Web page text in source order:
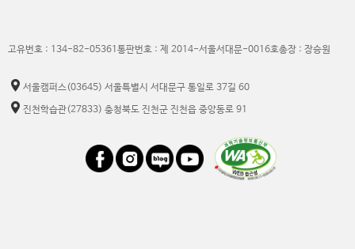
고유번호 : 134-82-05361 통판번호 : 제 2014-서울서대문-0016호총장 : 장승원
서울캠퍼스(03645) 서울특별시 서대문구 통일로 37길 60
진천학습관(27833) 충청북도 진천군 진천읍 중앙동로 91